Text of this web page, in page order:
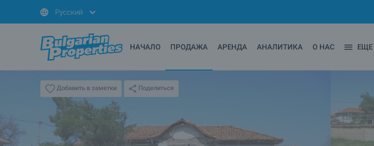
Русский
НАЧАЛО ПРОДАЖА АРЕНДА АНАЛИТИКА О НАС ЕЩЕ
Добавить в заметки Поделиться